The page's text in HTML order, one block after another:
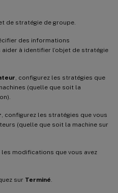
de stratégie de groupe.
des informations
à identifier l’objet de stratégie
, configurez les stratégies que
(quelle que soit la
, configurez les stratégies que vous
(quelle que soit la machine sur
les modifications que vous avez
sur Terminé